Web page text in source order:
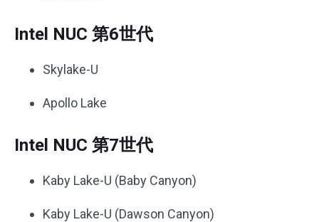
Intel NUC 第6世代
Skylake-U
Apollo Lake
Intel NUC 第7世代
Kaby Lake-U (Baby Canyon)
Kaby Lake-U (Dawson Canyon)